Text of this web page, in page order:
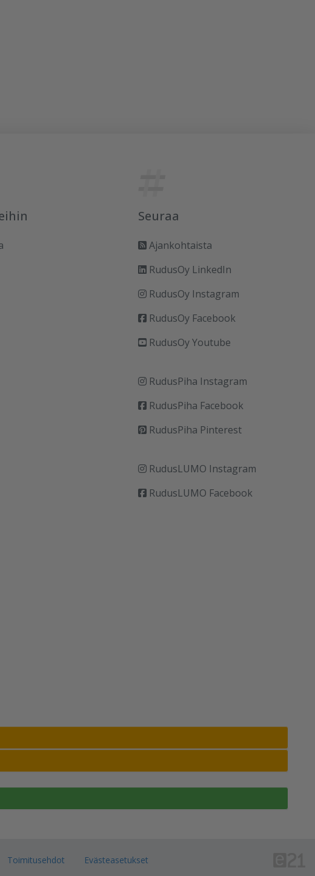
Seuraa
Ajankohtaista
RudusOy LinkedIn
RudusOy Instagram
RudusOy Facebook
RudusOy Youtube
RudusPiha Instagram
RudusPiha Facebook
RudusPiha Pinterest
RudusLUMO Instagram
RudusLUMO Facebook
Toimitusehdot Evästeasetukset